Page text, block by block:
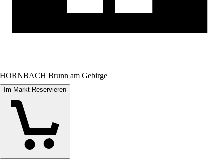
HORNBACH Brunn am Gebirge
Im Markt Reservieren